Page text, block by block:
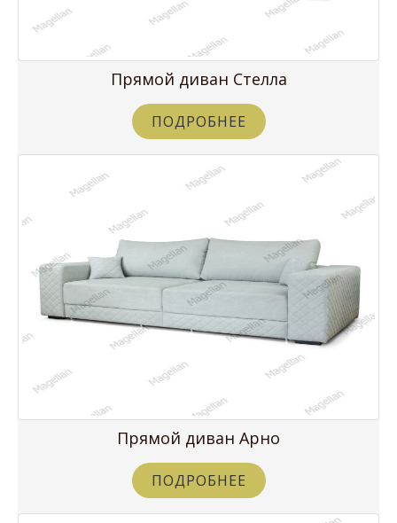
Прямой диван Стелла
ПОДРОБНЕЕ
Прямой диван Арно
ПОДРОБНЕЕ